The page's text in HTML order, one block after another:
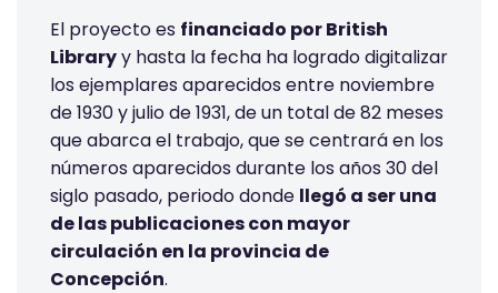
El proyecto es financiado por British
Libraryy hasta la fecha ha logrado digitalizar
los ejemplares aparecidos entre noviembre
de 1930 y julio de 1931, de un total de 82 meses
que abarca el trabajo, que se centrará en los
números aparecidos durante los años 30 del
siglo pasado, periodo donde llegó a ser una
de las publicaciones con mayor
circulación en la provincia de
Concepción.